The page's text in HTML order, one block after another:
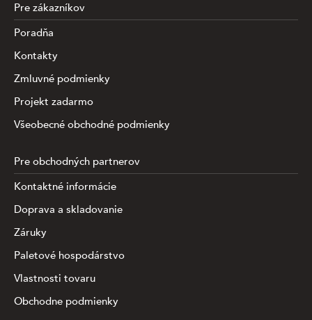
Pre zákazníkov
Poradňa
Kontakty
Zmluvné podmienky
Projekt zadarmo
Všeobecné obchodné podmienky
Pre obchodných partnerov
Kontaktné informácie
Doprava a skladovanie
Záruky
Paletové hospodárstvo
Vlastnosti tovaru
Obchodne podmienky